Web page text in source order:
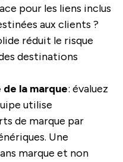
pour les liens inclus
aux clients ?
réduit le risque
destinations
la marque: évaluez
utilise
de marque par
Une
marque et non